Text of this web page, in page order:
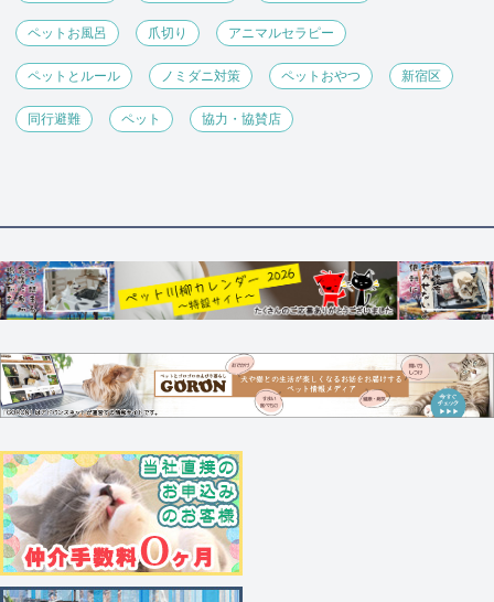
ペットお風呂 爪切り アニマルセラピー
ペットとルール ノミダニ対策 ペットおやつ 新宿区
同行避難 ペット 協力・協賛店